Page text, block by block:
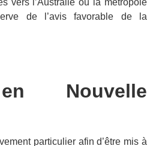
vers l’Australie ou la métropole
de l’avis favorable de la
Nouvelle
particulier afin d’être mis à